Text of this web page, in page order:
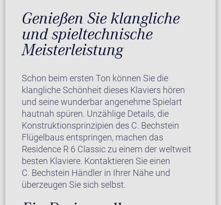
Genießen Sie klangliche
und spieltechnische
Meisterleistung
Schon beim ersten Ton können Sie die
klangliche Schönheit dieses Klaviers hören
und seine wunderbar angenehme Spielart
hautnah spüren. Unzählige Details, die
Konstruktionsprinzipien des C. Bechstein
Flügelbaus entspringen, machen das
Residence R 6 Classic zu einem der weltweit
besten Klaviere. Kontaktieren Sie einen
C. Bechstein Händler in Ihrer Nähe und
überzeugen Sie sich selbst.